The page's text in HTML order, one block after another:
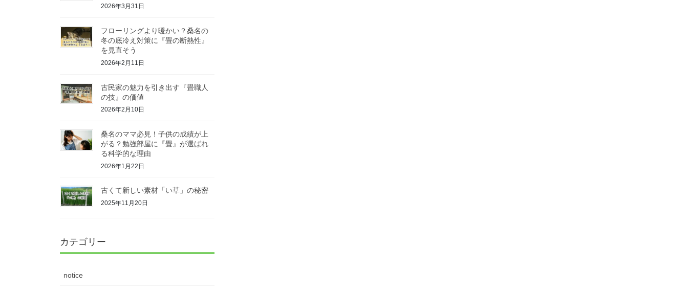
2026年3月31日
フローリングより暖かい？桑名の
冬の底冷え対策に『畳の断熱性』
を見直そう
2026年2月11日
古民家の魅力を引き出す『畳職人
の技』の価値
2026年2月10日
桑名のママ必見！子供の成績が上
がる？勉強部屋に『畳』が選ばれ
る科学的な理由
2026年1月22日
古くて新しい素材「い草」の秘密
2025年11月20日
カテゴリー
notice